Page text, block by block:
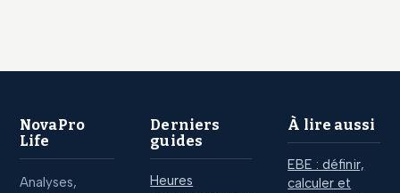
NovaPro
Life
Analyses,
Derniers
guides
Heures
À lire aussi
EBE : définir,
calculer et